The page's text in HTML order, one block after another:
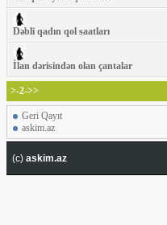
Dəbli qadın qol saatları
İlan dərisindən olan çantalar
>-2->>
Geri Qayıt
askim.az
(c) askim.az